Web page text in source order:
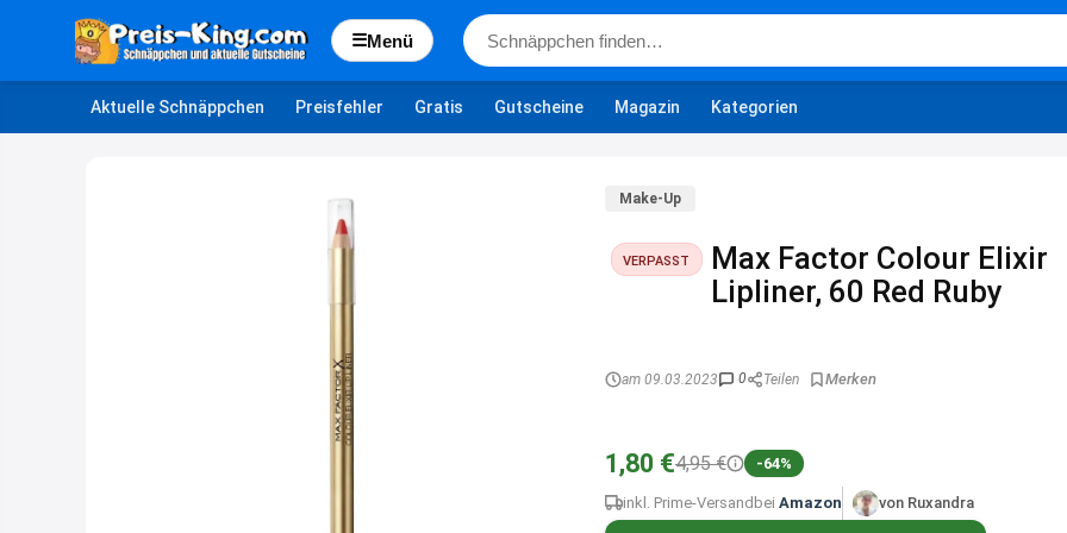
☰Menü
Aktuelle Schnäppchen Preisfehler Gratis Gutscheine Magazin Kategorien
Make-Up
VERPASST
Max Factor Colour Elixir
Lipliner, 60 Red Ruby
am 09.03.2023 0 Teilen
1,80 €4,95 € -64%
inkl. Prime-Versand bei Amazon von Ruxandra